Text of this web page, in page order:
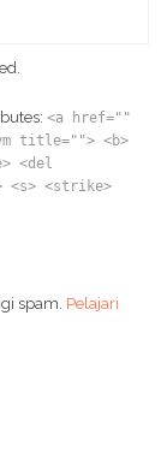
<a href=""
title=""> <b>
<del
<s> <strike>
spam. Pelajari